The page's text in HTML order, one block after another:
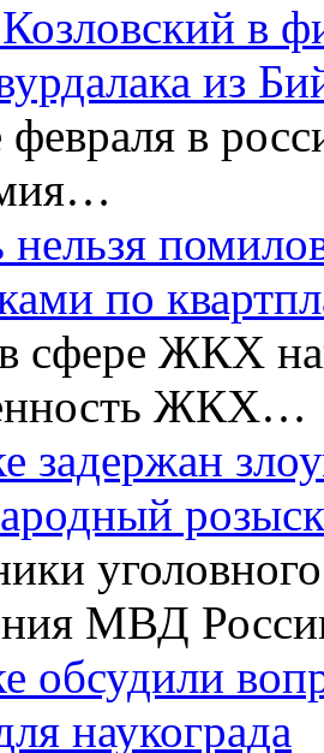
в
из
в
нельзя
по
сфере ЖКХ
ЖКХ…
задержан
розыск
МВД
обсудили
наукограда